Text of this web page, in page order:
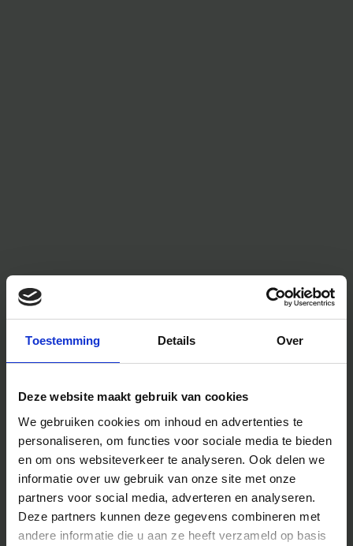
Toestemming Details Over
Deze website maakt gebruik van cookies
We gebruiken cookies om inhoud en advertenties te
personaliseren, om functies voor sociale media te bieden
en om ons websiteverkeer te analyseren. Ook delen we
informatie over uw gebruik van onze site met onze
partners voor social media, adverteren en analyseren.
Deze partners kunnen deze gegevens combineren met
andere informatie die u aan ze heeft verzameld op basis